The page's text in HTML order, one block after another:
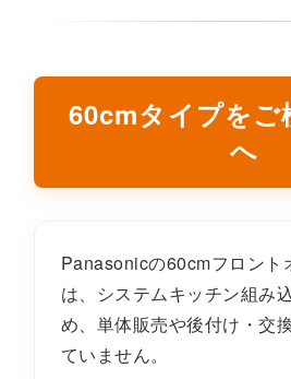
60cmタイプをご
へ
Panasonicの60cmフロント
は、システムキッチン組み
め、単体販売や後付け・交
ていません。